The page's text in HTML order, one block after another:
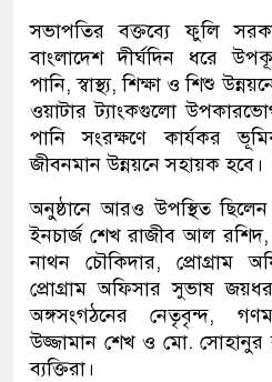
সভাপতির বক্তব্যে ফুলি
বাংলাদেশ দীর্ঘদিন ধরে
পানি, স্বাস্থ্য, শিক্ষা ও শিশু
ওয়াটার ট্যাংকগুলো
পানি সংরক্ষণে কার্যকর
জীবনমান উন্নয়নে সহায়ক হবে।
অনুষ্ঠানে আরও উপস্থিত
ইনচার্জ শেখ রাজীব আল রশিদ,
নাথন চৌকিদার, প্রোগ্রাম
প্রোগ্রাম অফিসার সুভাষ
অঙ্গসংগঠনের নেতৃবৃন্দ,
উজ্জামান শেখ ও মো. সোহানুর
ব্যক্তিরা।